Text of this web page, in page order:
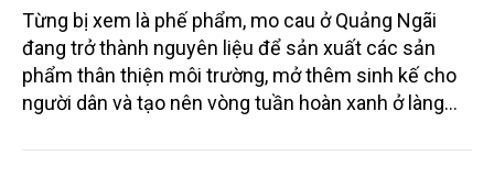
Từng bị xem là phế phẩm, mo cau ở Quảng Ngãi
đang trở thành nguyên liệu để sản xuất các sản
phẩm thân thiện môi trường, mở thêm sinh kế cho
người dân và tạo nên vòng tuần hoàn xanh ở làng
chén, dĩa... từ mo cau đã được thị trường trong nước